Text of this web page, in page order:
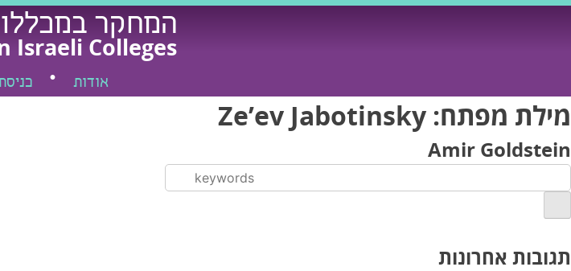
Skip
המחקר
Israeli Colleges
אודות
מילת מפתח: Ze’ev Jabotinsky
Amir Goldstein
תגובות אחרונות